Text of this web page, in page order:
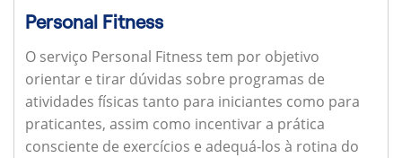
Personal Fitness
O serviço Personal Fitness tem por objetivo
orientar e tirar dúvidas sobre programas de
atividades físicas tanto para iniciantes como para
praticantes, assim como incentivar a prática
consciente de exercícios e adequá-los à rotina do